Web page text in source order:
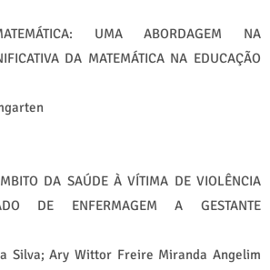
UMA ABORDAGEM NA
DA MATEMÁTICA NA EDUCAÇÃO
DA SAÚDE À VÍTIMA DE VIOLÊNCIA
DE ENFERMAGEM A GESTANTE
Silva; Ary Wittor Freire Miranda Angelim